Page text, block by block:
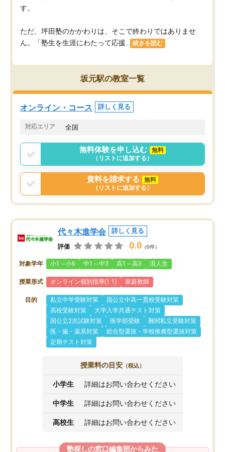
す。
ただ、坪田塾のかかわりは、そこで終わりではありませ
ん。「塾生を生涯にわたって応援...
続きを読む
坂元駅の教室一覧
オンライン・コース 詳しく見る
対応エリア 全国
無料体験を申し込む
無料
（リストに追加する）
資料を請求する
無料
（リストに追加する）
代々木進学会 詳しく見る
評価 0.0 （0件）
対象学年 小1～小6 中1～中3 高1～高3 浪人生
授業形式 オンライン個別指導(1:1) 家庭教師
目的 私立中学受験対策
国公立中高一貫校受験対策
高校受験対策
大学入学共通テスト対策
国公立2次試験対策
医学部受験
難関私立受験対策
医・歯・薬系対策
総合型選抜・学校推薦型選抜対策
定期テスト対策
授業料の目安 （税込）
小学生 詳細はお問い合わせください
中学生 詳細はお問い合わせください
高校生 詳細はお問い合わせください
塾探しの窓口編集部からみた